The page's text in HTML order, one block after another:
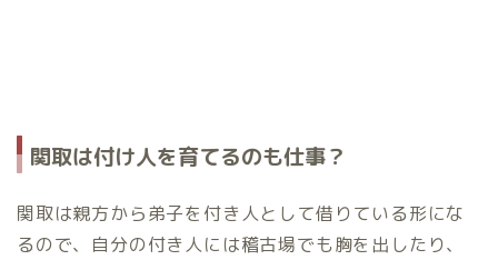
関取は付け人を育てるのも仕事？
関取は親方から弟子を付き人として借りている形にな
るので、自分の付き人には稽古場でも胸を出したり、